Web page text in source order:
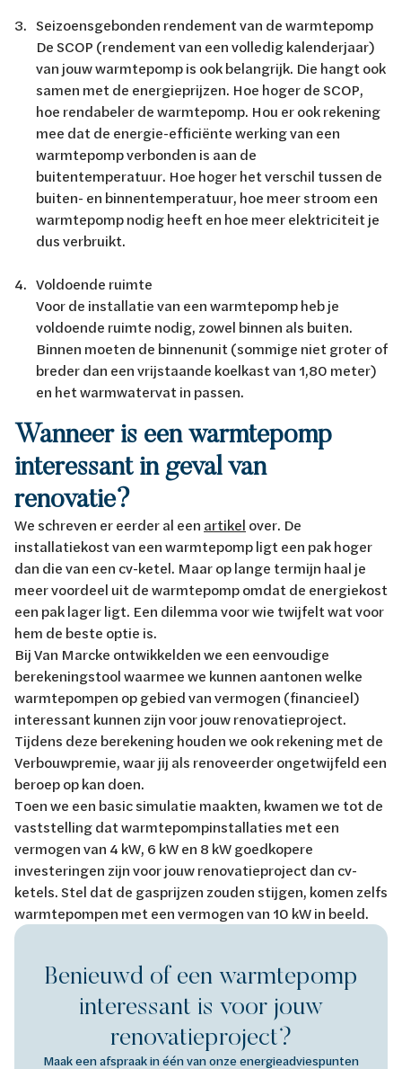
Seizoensgebonden rendement van de warmtepomp
De SCOP (rendement van een volledig kalenderjaar)
van jouw warmtepomp is ook belangrijk. Die hangt ook
samen met de energieprijzen. Hoe hoger de SCOP,
hoe rendabeler de warmtepomp. Hou er ook rekening
mee dat de energie-efficiënte werking van een
warmtepomp verbonden is aan de
buitentemperatuur. Hoe hoger het verschil tussen de
buiten- en binnentemperatuur, hoe meer stroom een
warmtepomp nodig heeft en hoe meer elektriciteit je
dus verbruikt.
Voldoende ruimte
Voor de installatie van een warmtepomp heb je
voldoende ruimte nodig, zowel binnen als buiten.
Binnen moeten de binnenunit (sommige niet groter of
breder dan een vrijstaande koelkast van 1,80 meter)
en het warmwatervat in passen.
Wanneer is een warmtepomp
interessant in geval van
renovatie?
We schreven er eerder al een artikel over. De
installatiekost van een warmtepomp ligt een pak hoger
dan die van een cv-ketel. Maar op lange termijn haal je
meer voordeel uit de warmtepomp omdat de energiekost
een pak lager ligt. Een dilemma voor wie twijfelt wat voor
hem de beste optie is.
Bij Van Marcke ontwikkelden we een eenvoudige
berekeningstool waarmee we kunnen aantonen welke
warmtepompen op gebied van vermogen (financieel)
interessant kunnen zijn voor jouw renovatieproject.
Tijdens deze berekening houden we ook rekening met de
Verbouwpremie, waar jij als renoveerder ongetwijfeld een
beroep op kan doen.
Toen we een basic simulatie maakten, kwamen we tot de
vaststelling dat warmtepompinstallaties met een
vermogen van 4 kW, 6 kW en 8 kW goedkopere
investeringen zijn voor jouw renovatieproject dan cv-
ketels. Stel dat de gasprijzen zouden stijgen, komen zelfs
warmtepompen met een vermogen van 10 kW in beeld.
Benieuwd of een warmtepomp
interessant is voor jouw
renovatieproject?
Maak een afspraak in één van onze energieadviespunten